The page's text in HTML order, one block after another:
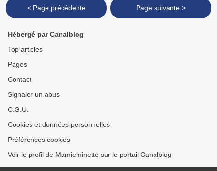
< Page précédente Page suivante >
Hébergé par Canalblog
Top articles
Pages
Contact
Signaler un abus
C.G.U.
Cookies et données personnelles
Préférences cookies
Voir le profil de Mamieminette sur le portail Canalblog